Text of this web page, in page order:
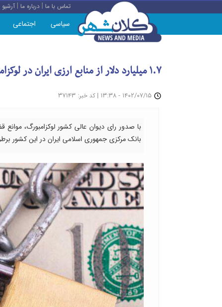
تماس با ما |درباره ما |آرشیو
سیاسی اجتماعی
۱.۷ میلیارد دلار از منابع ارزی ایران در لوکزامبورگ آزاد شد
| کد خبر: ۳۷۱۴۳
بانک مرکزی جمهوری اسلامی ایران در این کشور